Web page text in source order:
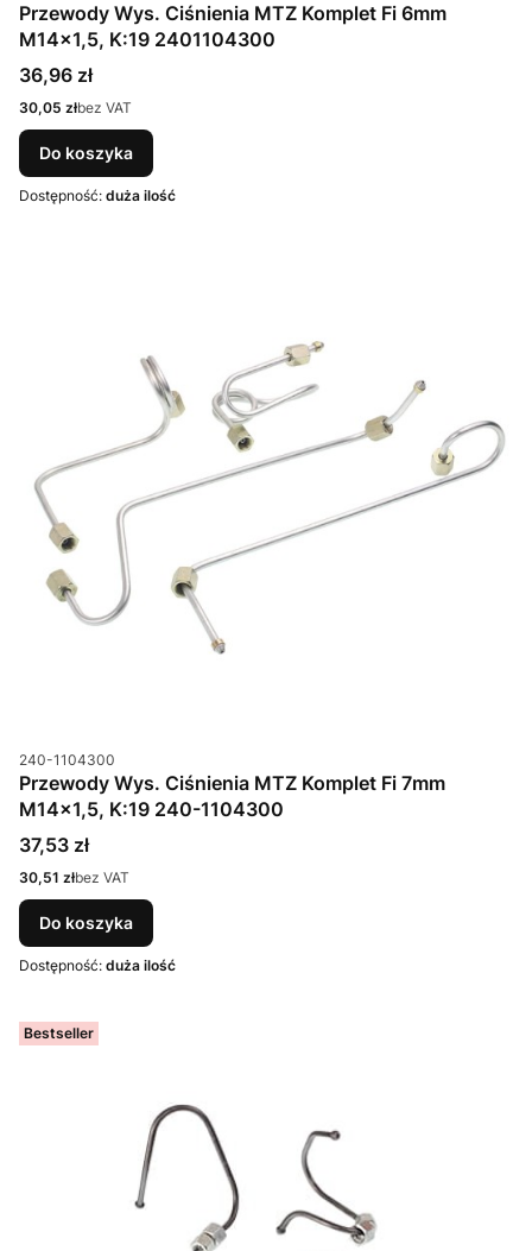
Przewody Wys. Ciśnienia MTZ Komplet Fi 6mm
M14x1,5, K:19 2401104300
Cena
36,96 zł
Cena
30,05 złbez VAT
Do koszyka
Dostępność: duża ilość
Kod produktu
240-1104300
Przewody Wys. Ciśnienia MTZ Komplet Fi 7mm
M14x1,5, K:19 240-1104300
Cena
37,53 zł
Cena
30,51 złbez VAT
Do koszyka
Dostępność: duża ilość
Bestseller